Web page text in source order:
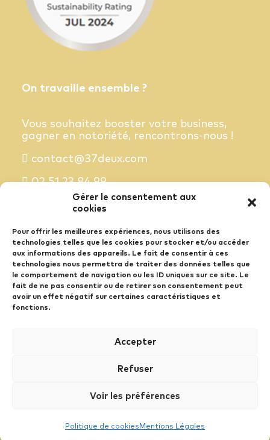
Gérer le consentement aux
cookies
Pour offrir les meilleures expériences, nous utilisons des
technologies telles que les cookies pour stocker et/ou accéder
aux informations des appareils. Le fait de consentir à ces
technologies nous permettra de traiter des données telles que
le comportement de navigation ou les ID uniques sur ce site. Le
fait de ne pas consentir ou de retirer son consentement peut
avoir un effet négatif sur certaines caractéristiques et
fonctions.
Accepter
Refuser
Voir les préférences
Politique de cookiesMentions Légales
On travaille ensemble ?
Vous souhaitez booster votre business,
gagner en notoriété, rencontrons-nous !
contact@37deux.com
02 51 23 84 99
S'abonner à la newsletter
Nos idées booster de business dans votre
boîte mail chaque semaine.
S'INSCRIRE À LA NEWSLETTER
Politique de cookies (UE)
Protection des données